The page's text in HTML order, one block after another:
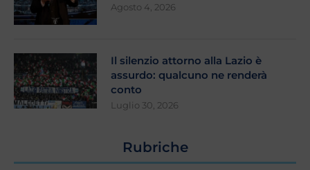
Agosto 4, 2026
Il silenzio attorno alla Lazio è
assurdo: qualcuno ne renderà
conto
Luglio 30, 2026
Rubriche